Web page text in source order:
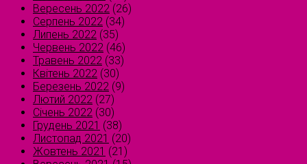
Вересень 2022 (26)
Серпень 2022 (34)
Липень 2022 (35)
Червень 2022 (46)
Травень 2022 (33)
Квітень 2022 (30)
Березень 2022 (9)
Лютий 2022 (27)
Січень 2022 (30)
Грудень 2021 (38)
Листопад 2021 (20)
Жовтень 2021 (21)